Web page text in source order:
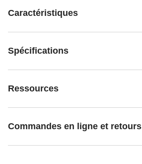
Caractéristiques
Spécifications
Ressources
Commandes en ligne et retours